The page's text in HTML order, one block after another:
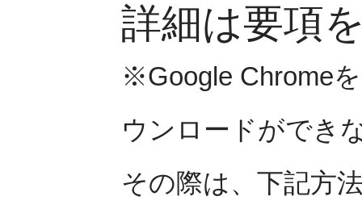
詳細は要項
※Google Chrome
ウンロードができ
その際は、下記方